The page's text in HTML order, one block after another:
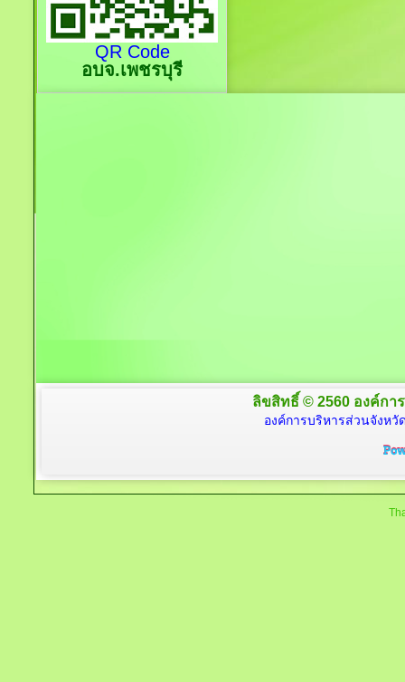
QR Code
อบจ.เพชรบุรี
ลิขสิทธิ์ © 2560 องค์กา
องค์การบริหารส่วนจังหวั